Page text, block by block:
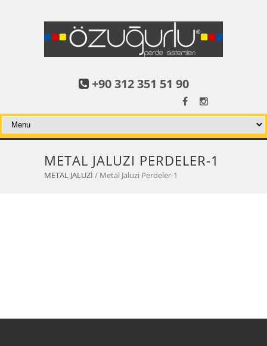
+90 312 351 51 90
METAL JALUZI PERDELER-1
METAL JALUZİ / Metal Jaluzi Perdeler-1